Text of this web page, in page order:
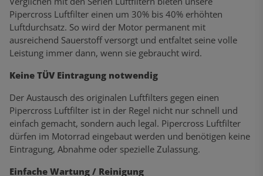
Pipercross Luftfilter einen um 30% bis 40% erhöhten
Luftdurchsatz. So wird der Motor permanent mit
ausreichend Sauerstoff versorgt und entfaltet seine volle
Leistung immer dann, wenn sie gebraucht wird.
Keine TÜV Eintragung notwendig
Der Austausch des originalen Luftfilters gegen einen
Pipercross Luftfilter ist in der Regel nicht nur schnell und
einfach gemacht, sondern auch legal. Pipercross Luftfilter
dürfen im Motorrad eingebaut werden und benötigen keine
Eintragung, Abnahme oder spezielle Zulassung.
Einfache Wartung / Reinigung